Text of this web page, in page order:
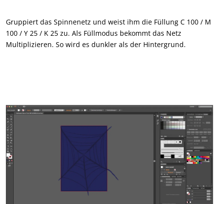
Gruppiert das Spinnenetz und weist ihm die Füllung C 100 / M
100 / Y 25 / K 25 zu. Als Füllmodus bekommt das Netz
Multiplizieren. So wird es dunkler als der Hintergrund.